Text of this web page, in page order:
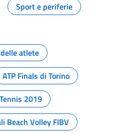
Sport e periferie
atlete
ATP Finals di Torino
2019
Beach Volley FIBV